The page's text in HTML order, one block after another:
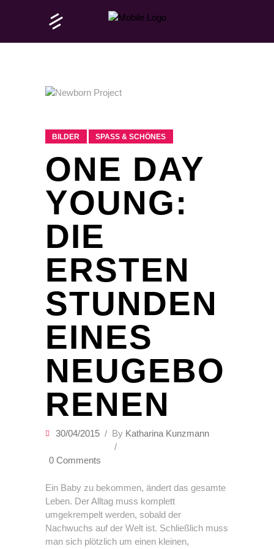
BILDER SPASS & SCHÖNES
ONE DAY
YOUNG:
DIE
ERSTEN
STUNDEN
EINES
NEUGEBO
RENEN
30/04/2015 By Katharina Kunzmann
0 Comments
Ein Baby zu bekommen, ändert das gesamte
Leben. Der Alltag muss komplett
umgekrempelt werden, sobald der
Nachwuchs auf der Welt ist. Schließlich muss
man sich plötzlich um einen kleinen,